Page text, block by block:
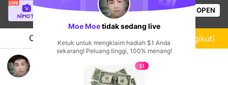
sedang siaran langsung!
Mobile Legends
52 Penonton OPEN
Chat Streamer Mengikuti
Moe Moetidak sedang live
Ketuk untuk mengklaim hadiah $1 Anda
sekarang! Peluang tinggi, 100% menang!
$1